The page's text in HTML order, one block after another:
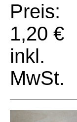
Preis:
1,20 €
inkl.
MwSt.